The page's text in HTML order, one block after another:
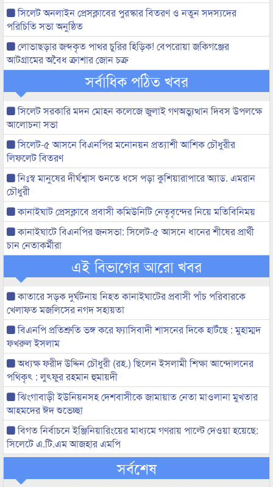
সিলেট অনলাইন প্রেসক্লাবের পুরস্কার বিতরণ ও নতুন সদস্যদের
পরিচিতি সভা অনুষ্ঠিত
লোভাছড়ার জব্দকৃত পাথর চুরির হিড়িক! বেপরোয়া জকিগঞ্জের
আটগ্রামের অবৈধ ক্রাশার জোন চক্র
সর্বাধিক পঠিত খবর
সিলেট সরকারি মদন মোহন কলেজে জুলাই গণঅভ্যুত্থান দিবস উপলক্ষে
আলোচনা সভা
সিলেট-৫ আসনে বিএনপির মনোনয়ন প্রত্যাশী আশিক চৌধুরীর
লিফলেট বিতরণ
নিঃস্ব মানুষের দীর্ঘশ্বাস শুনতে ধসে পড়া কুশিয়ারাপারে অ্যাড. এমরান
চৌধুরী
কানাইঘাট প্রেসক্লাবে প্রবাসী কমিউনিটি নেতৃবৃন্দের নিয়ে মতিবিনিময়
কানাইঘাটে বিএনপির জনসভা: সিলেট-৫ আসনে ধানের শীষের প্রার্থী
চান নেতাকর্মীরা
এই বিভাগের আরো খবর
কাতারে সড়ক দুর্ঘটনায় নিহত কানাইঘাটের প্রবাসী পাঁচ পরিবারকে
খেলাফত মজলিসের নগদ সহায়তা
বিএনপি প্রতিশ্রুতি ভঙ্গ করে ফ্যাসিবাদী শাসনের দিকে হাটঁছে : মুহাম্মদ
ফখরুল ইসলাম
অধ্যক্ষ ফরীদ উদ্দিন চৌধুরী (রহ.) ছিলেন ইসলামী শিক্ষা আন্দোলনের
পথিকৃৎ : লুৎফুর রহমান হুমায়দী
ঝিংগাবাড়ী ইউনিয়নসহ দেশবাসীকে জামায়াত নেতা মাওলানা মুখতার
আহমদের ঈদ শুভেচ্ছা
বিগত নির্বাচনে ইঞ্জিনিয়ারিংয়ের মাধ্যমে গণরায় পাল্টে দেওয়া হয়েছে:
সিলেটে এ.টি.এম আজহার এমপি
সর্বশেষ